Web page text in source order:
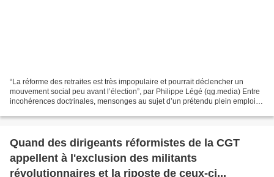
“La réforme des retraites est très impopulaire et pourrait déclencher un
mouvement social peu avant l’élection”, par Philippe Légé (qg.media) Entre
incohérences doctrinales, mensonges au sujet d’un prétendu plein emploi à
Quand des dirigeants réformistes de la CGT
appellent à l'exclusion des militants
révolutionnaires et la riposte de ceux-ci...